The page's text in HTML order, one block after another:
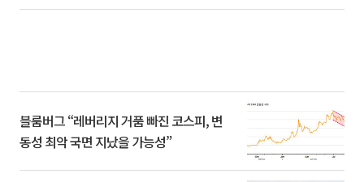
블룸버그 “레버리지 거품 빠진 코스피, 변
동성 최악 국면 지났을 가능성”